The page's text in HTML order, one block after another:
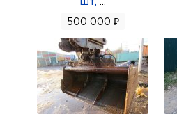
СПЕЦТЕХНИКИ С
шт,
500 000 ₽